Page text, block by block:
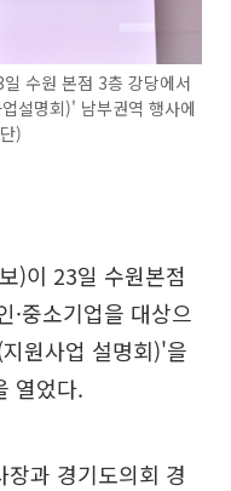
수원 본점 3층 강당에서
설명회)' 남부권역 행사에
)
)이 23일 수원본점
·중소기업을 대상으
원사업 설명회)'을
열었다.
과 경기도의회 경